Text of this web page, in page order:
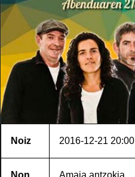
Noiz 2016-12-21 20:00